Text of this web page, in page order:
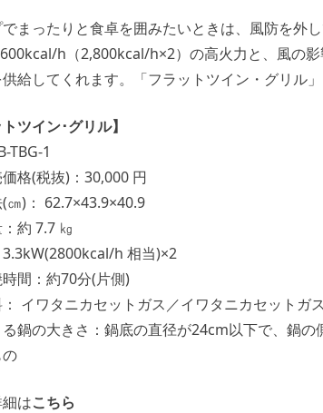
まったりと食卓を囲みたいときは、風防を外
h（2,800kcal/h×2）の高火力と、風の
給してくれます。「フラットツイン・グリル
トツイン･グリル】
TBG-1
格(税抜)：30,000 円
㎝)： 62.7×43.9×40.9
約 7.7 ㎏
h 相当)×2
間：約70分(片側)
イワタニカセットガス／イワタニカセットガ
鍋の大きさ：鍋底の直径が24cm以下で、鍋
はこちら